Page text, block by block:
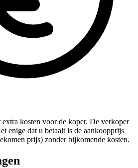
kosten voor de koper. De verkoper
enige dat u betaalt is de aankoopprijs
prijs) zonder bijkomende kosten.